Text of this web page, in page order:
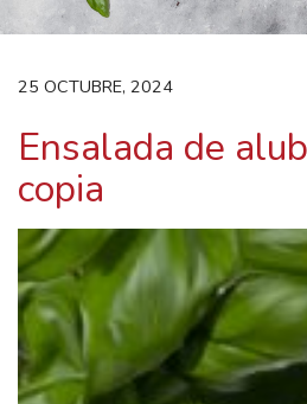
25 OCTUBRE, 2024
Ensalada de
copia